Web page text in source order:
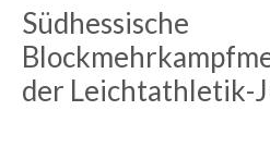
Südhessische
der Leichtathletik-